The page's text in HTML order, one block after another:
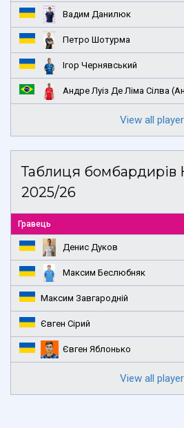
Вадим Данилюк
Петро Шотурма
Ігор Чернявський
Андре Луіз Де Ліма Сілва
View all
Таблиця бомбардирів
2025/26
Гравець
Денис Дуков
Максим Беслюбняк
Максим Завгародній
Євген Сірий
Євген Яблонько
View all